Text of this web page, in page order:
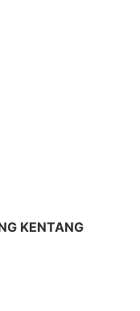
KENTANG